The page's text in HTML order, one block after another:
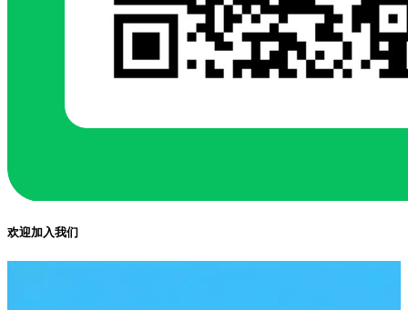
欢迎加入我们